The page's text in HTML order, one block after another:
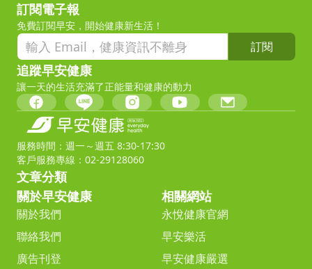
訂閱電子報
免費訂閱早安，開始健康新生活！
訂閱
追蹤早安健康
讓一天的生活充滿了正能量和健康的動力
服務時間：週一～週五 8:30-17:30
客戶服務專線：02-29128060
文章分類
關於早安健康
關於我們
聯絡我們
廣告刊登
相關網站
永悅健康官網
早安樂活
早安健康嚴選